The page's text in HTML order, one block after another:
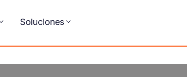
Soluciones